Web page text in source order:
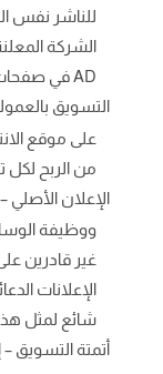
للناشر نفس
الشركة
AD في صفحات نتائج البحث في Google & Bing.
التسويق
على موقع
من الربح لكل
الإعلان
ووظيفة
غير قادرين
شائع لمثل
أتمتة التسويق